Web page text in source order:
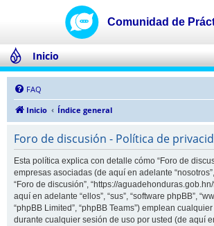
Inicio
FAQ
Inicio
Índice general
Foro de discusión - Política de
Esta política explica con detalle cómo “Foro de
empresas asociadas (de aquí en adelante “nosotros”,
“Foro de discusión”, “https://
aquí en adelante “ellos”, “sus”, “software phpBB”,
“phpBB Limited”, “phpBB Teams”) emplean
durante cualquier sesión de uso por usted (de aquí